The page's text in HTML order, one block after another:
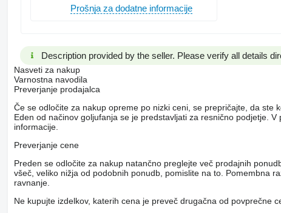
Prošnja za dodatne informacije
Description provided by the seller. Please verify all details
Nasveti za nakup
Varnostna navodila
Preverjanje prodajalca
Če se odločite za nakup opreme po nizki ceni, se prepričajte, da ste
Eden od načinov goljufanja se je predstavljati za resnično podjetje.
informacije.
Preverjanje cene
Preden se odločite za nakup natančno preglejte več prodajnih
všeč, veliko nižja od podobnih ponudb, pomislite na to. Pomembna
ravnanje.
Ne kupujte izdelkov, katerih cena je preveč drugačna od povprečne